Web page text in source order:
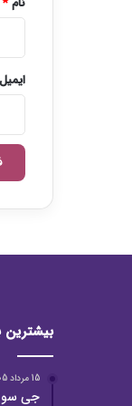
بیشترین
15 مرداد 1405
جی